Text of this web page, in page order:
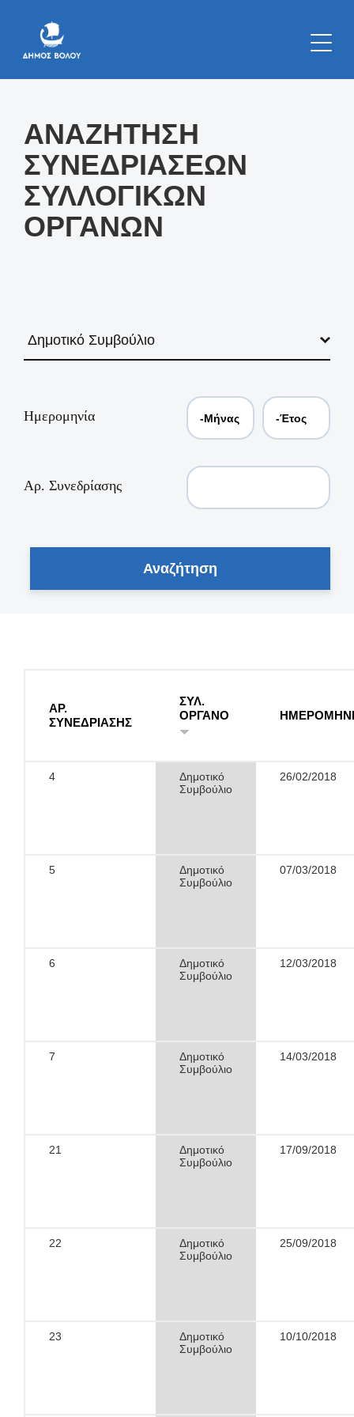
ΑΝΑΖΗΤΗΣΗ
ΣΥΝΕΔΡΙΑΣΕΩΝ
ΣΥΛΛΟΓΙΚΩΝ
ΟΡΓΑΝΩΝ
Ημερομηνία
Αρ. Συνεδρίασης
ΑΡ.
ΣΥΝΕΔΡΙΑΣΗΣ
ΣΥΛ.
ΟΡΓΑΝΟ
4
Δημοτικό
Συμβούλιο
26/02/2018
5
Δημοτικό
Συμβούλιο
07/03/2018
6
Δημοτικό
Συμβούλιο
12/03/2018
7
Δημοτικό
Συμβούλιο
14/03/2018
21
Δημοτικό
Συμβούλιο
17/09/2018
22
Δημοτικό
Συμβούλιο
25/09/2018
23
Δημοτικό
Συμβούλιο
10/10/2018